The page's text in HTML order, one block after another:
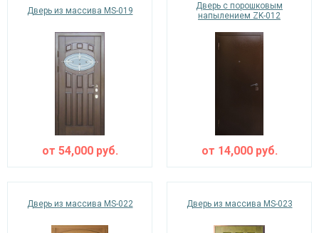
Дверь из массива MS-019
от 54,000руб.
Дверь с порошковым
напылением ZK-012
от 14,000руб.
Дверь из массива MS-022 Дверь из массива MS-023